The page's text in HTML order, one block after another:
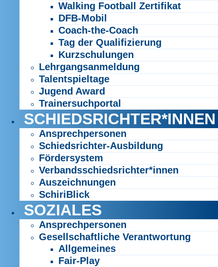
Walking Football Zertifikat
DFB-Mobil
Coach-the-Coach
Tag der Qualifizierung
Kurzschulungen
Lehrgangsanmeldung
Talentspieltage
Jugend Award
Trainersuchportal
SCHIEDSRICHTER*INNEN
Ansprechpersonen
Schiedsrichter-Ausbildung
Fördersystem
Verbandsschiedsrichter*innen
Auszeichnungen
SchiriBlick
SOZIALES
Ansprechpersonen
Gesellschaftliche Verantwortung
Allgemeines
Fair-Play